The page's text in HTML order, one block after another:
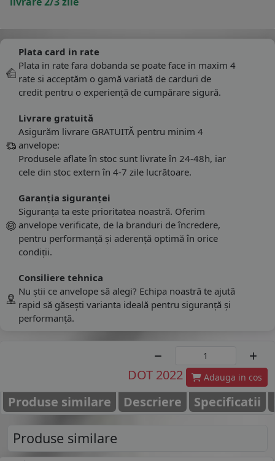
Plata card in rate
Plata in rate fara dobanda se poate face in maxim 4
rate si acceptăm o gamă variată de carduri de
credit pentru o experiență de cumpărare sigură.
Livrare gratuită
Asigurăm livrare GRATUITĂ pentru minim 4
anvelope:
Produsele aflate în stoc sunt livrate în 24-48h, iar
cele din stoc extern în 4-7 zile lucrătoare.
Garanția siguranței
Siguranța ta este prioritatea noastră. Oferim
anvelope verificate, de la branduri de încredere,
pentru performanță și aderență optimă în orice
condiții.
Consiliere tehnica
Nu știi ce anvelope să alegi? Echipa noastră te ajută
rapid să găsești varianta ideală pentru siguranță și
performanță.
DOT 2022 Adauga in cos
Produse similare Descriere Specificatii
Produse similare